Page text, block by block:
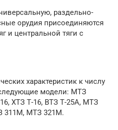
раздельно-
орудия присоединяются
и центральной тяги с
характеристик к числу
модели: МТЗ
ХТЗ Т-16, ВТЗ Т-25А, МТЗ
311M, МТЗ 321M.